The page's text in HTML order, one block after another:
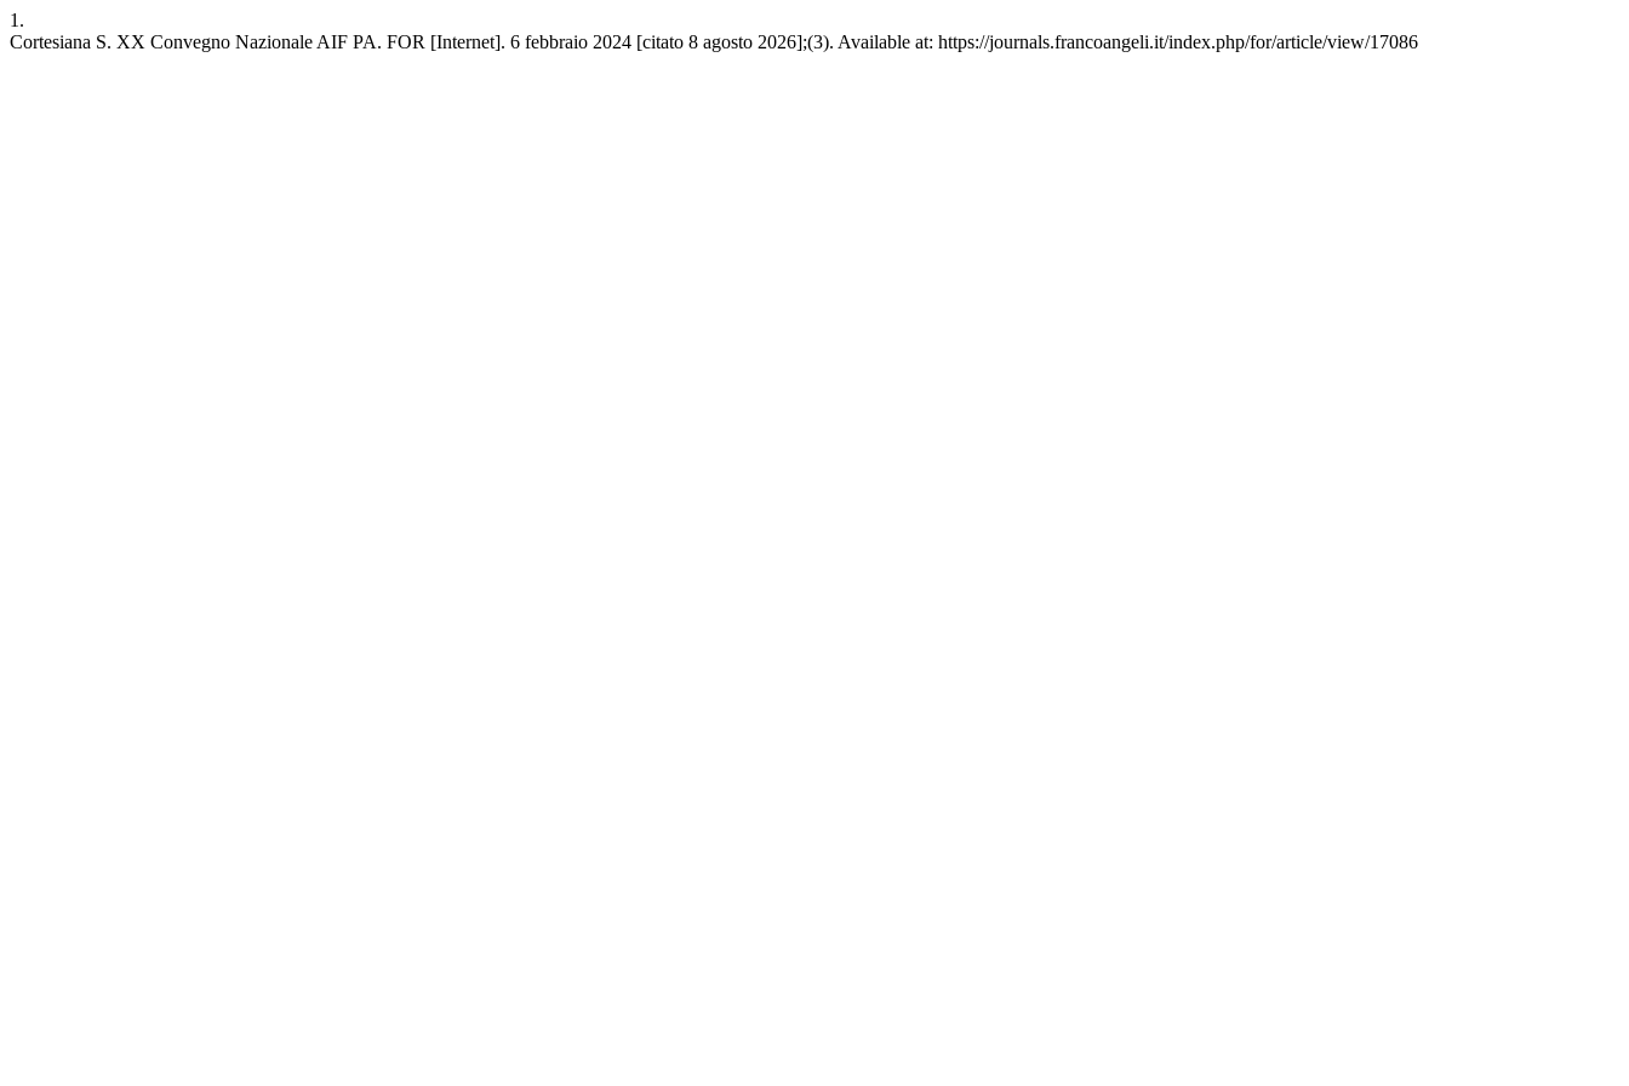
1.
Cortesiana S. XX Convegno Nazionale AIF PA. FOR [Internet]. 6 febbraio 2024 [citato 8 agosto 2026];(3). Available at: https://journals.francoangeli.it/index.php/for/article/view/17086